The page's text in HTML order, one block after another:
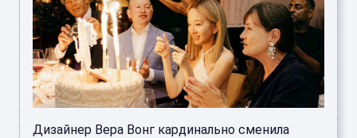
Дизайнер Вера Вонг кардинально сменила